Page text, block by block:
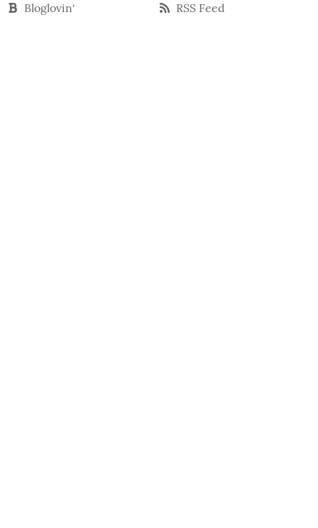
Bloglovin‘
RSS Feed